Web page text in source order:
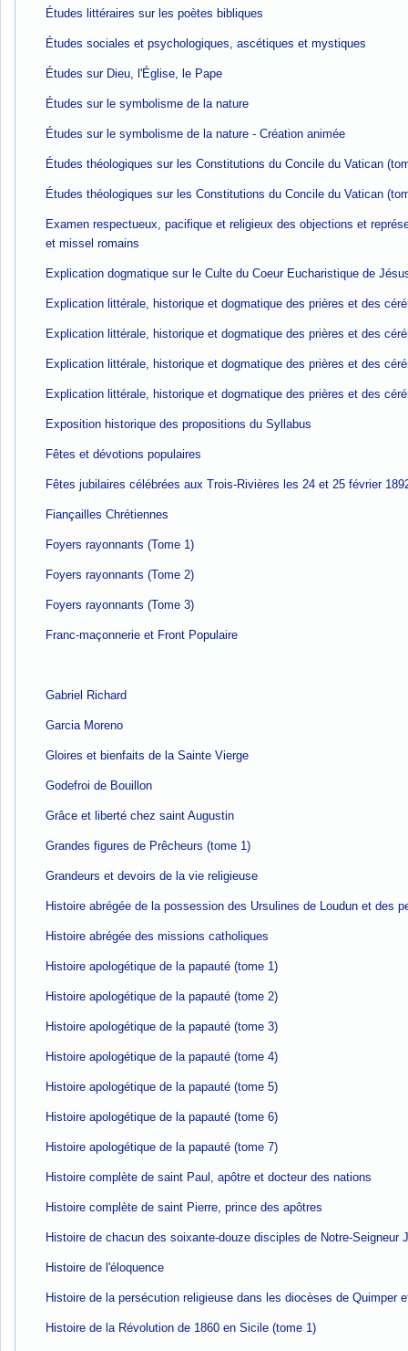
Études littéraires sur les poètes bibliques
Études sociales et psychologiques, ascétiques et mystiques
Études sur Dieu, l'Église, le Pape
Études sur le symbolisme de la nature
Études sur le symbolisme de la nature - Création animée
Études théologiques sur les Constitutions du Concile du Vatican
Études théologiques sur les Constitutions du Concile du Vatican
Examen respectueux, pacifique et religieux des objections et
et missel romains
Explication dogmatique sur le Culte du Coeur Eucharistique de
Explication littérale, historique et dogmatique des prières et des
Explication littérale, historique et dogmatique des prières et des
Explication littérale, historique et dogmatique des prières et des
Explication littérale, historique et dogmatique des prières et des
Exposition historique des propositions du Syllabus
Fêtes et dévotions populaires
Fêtes jubilaires célébrées aux Trois-Rivières les 24 et 25 février
Fiançailles Chrétiennes
Foyers rayonnants (Tome 1)
Foyers rayonnants (Tome 2)
Foyers rayonnants (Tome 3)
Franc-maçonnerie et Front Populaire
Gabriel Richard
Garcia Moreno
Gloires et bienfaits de la Sainte Vierge
Godefroi de Bouillon
Grâce et liberté chez saint Augustin
Grandes figures de Prêcheurs (tome 1)
Grandeurs et devoirs de la vie religieuse
Histoire abrégée de la possession des Ursulines de Loudun et des
Histoire abrégée des missions catholiques
Histoire apologétique de la papauté (tome 1)
Histoire apologétique de la papauté (tome 2)
Histoire apologétique de la papauté (tome 3)
Histoire apologétique de la papauté (tome 4)
Histoire apologétique de la papauté (tome 5)
Histoire apologétique de la papauté (tome 6)
Histoire apologétique de la papauté (tome 7)
Histoire complète de saint Paul, apôtre et docteur des nations
Histoire complète de saint Pierre, prince des apôtres
Histoire de chacun des soixante-douze disciples de Notre-Seigneur
Histoire de l'éloquence
Histoire de la persécution religieuse dans les diocèses de Quimper
Histoire de la Révolution de 1860 en Sicile (tome 1)